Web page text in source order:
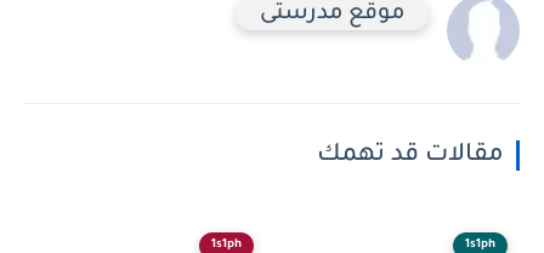
موقع مدرستى
مقالات قد تهمك
1s1ph
1s1ph